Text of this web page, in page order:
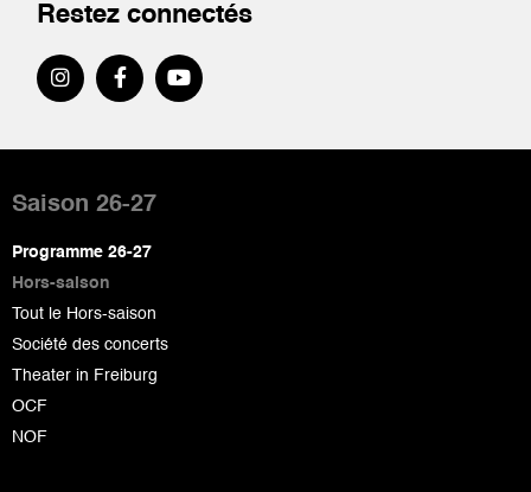
Restez connectés
de
page
Saison 26-27
Programme 26-27
Hors-saison
Tout le Hors-saison
Société des concerts
Theater in Freiburg
OCF
NOF